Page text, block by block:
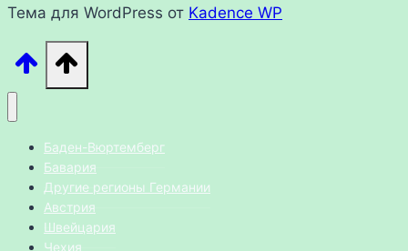
Тема для WordPress от Kadence WP
Баден-Вюртемберг
Бавария
Другие регионы Германии
Австрия
Швейцария
Чехия